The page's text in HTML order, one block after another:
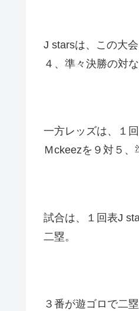
J starsは、この大
４、準々決勝の対
一方レッズは、１
Ｍckeezを９対５
試合は、１回表J
二塁。
３番が遊ゴロで二